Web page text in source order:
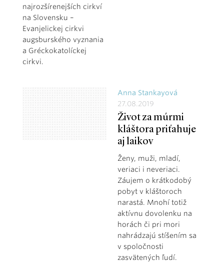
najrozšírenejších cirkví
na Slovensku –
Evanjelickej cirkvi
augsburského vyznania
a Gréckokatolíckej
cirkvi.
Anna Stankayová
27.08.2019
Život za múrmi
kláštora priťahuje
aj laikov
Ženy, muži, mladí,
veriaci i neveriaci.
Záujem o krátkodobý
pobyt v kláštoroch
narastá. Mnohí totiž
aktívnu dovolenku na
horách či pri mori
nahrádzajú stíšením sa
v spoločnosti
zasvätených ľudí.